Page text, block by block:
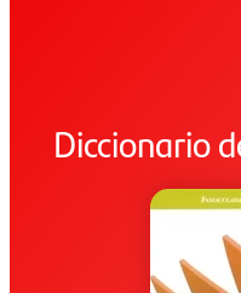
Diccionario